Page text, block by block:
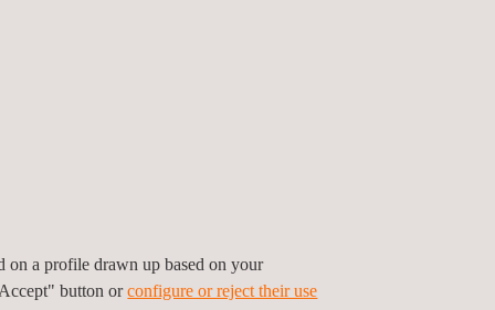
in der
wie unserehochmodernen
on a profile drawn up based on your
button orconfigure or reject their use